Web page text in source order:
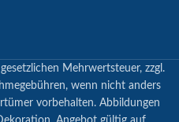
Mehrwertsteuer, zzgl.
wenn nicht anders
vorbehalten. Abbildungen